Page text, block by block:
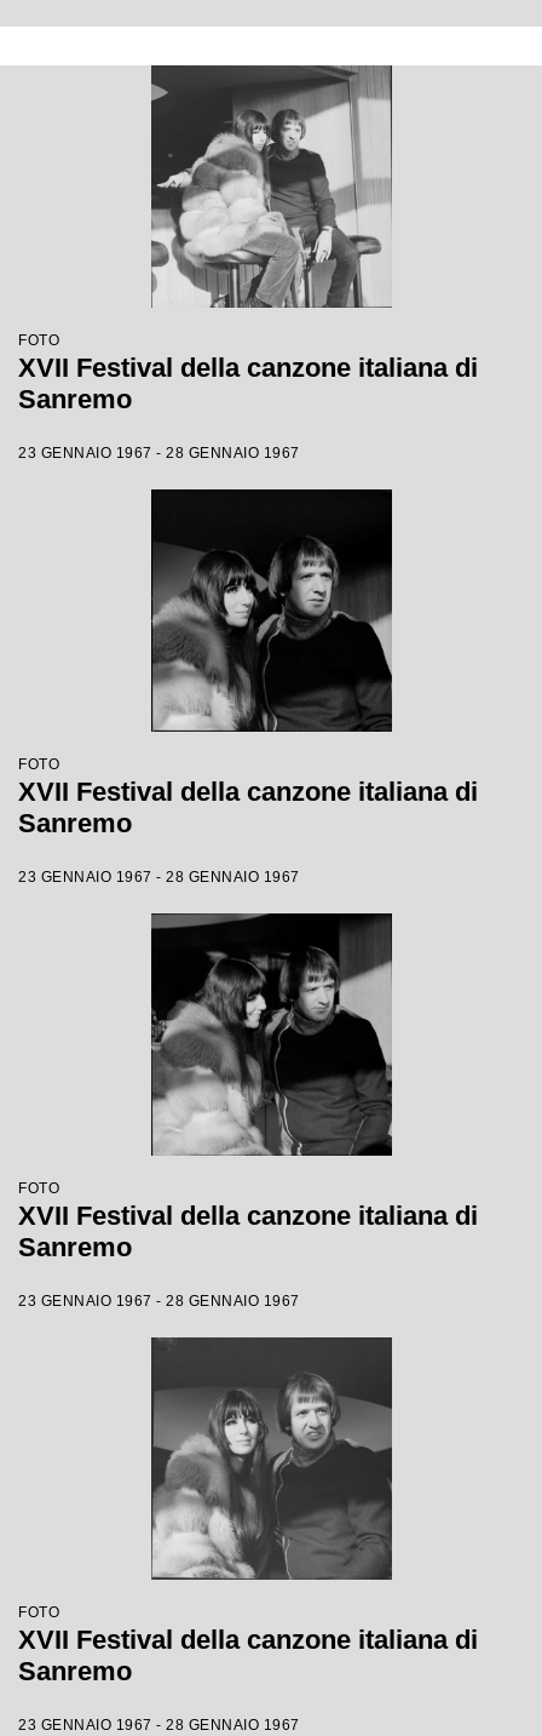
FOTO
XVII Festival della canzone italiana di
Sanremo
23 GENNAIO 1967 - 28 GENNAIO 1967
FOTO
XVII Festival della canzone italiana di
Sanremo
23 GENNAIO 1967 - 28 GENNAIO 1967
FOTO
XVII Festival della canzone italiana di
Sanremo
23 GENNAIO 1967 - 28 GENNAIO 1967
FOTO
XVII Festival della canzone italiana di
Sanremo
23 GENNAIO 1967 - 28 GENNAIO 1967